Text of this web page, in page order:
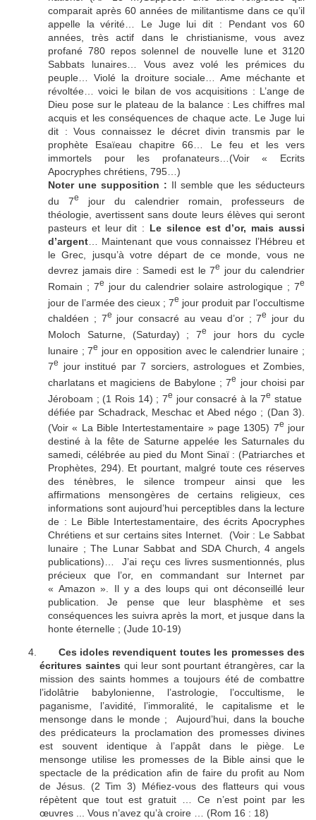
comparait après 60 années de militantisme dans ce qu’il
appelle la vérité… Le Juge lui dit : Pendant vos 60
années, très actif dans le christianisme, vous avez
profané 780 repos solennel de nouvelle lune et 3120
Sabbats lunaires… Vous avez volé les prémices du
peuple… Violé la droiture sociale… Ame méchante et
révoltée… voici le bilan de vos acquisitions : L’ange de
Dieu pose sur le plateau de la balance : Les chiffres mal
acquis et les conséquences de chaque acte. Le Juge lui
dit : Vous connaissez le décret divin transmis par le
prophète Esaïeau chapitre 66… Le feu et les vers
immortels pour les profanateurs…(Voir « Ecrits
Apocryphes chrétiens, 795…)
Noter une supposition : Il semble que les séducteurs
du 7e
jour du calendrier romain, professeurs de
théologie, avertissent sans doute leurs élèves qui seront
pasteurs et leur dit : Le silence est d’or, mais aussi
d’argent … Maintenant que vous connaissez l’Hébreu et
le Grec, jusqu’à votre départ de ce monde, vous ne
devrez jamais dire : Samedi est le 7e
jour du calendrier
Romain ; 7e jour du calendrier solaire astrologique ; 7e
jour de l’armée des cieux ; 7e jour produit par l’occultisme
chaldéen ; 7e jour consacré au veau d’or ; 7e
jour du
Moloch Saturne, (Saturday) ; 7e
jour hors du cycle
lunaire ; 7e jour en opposition avec le calendrier lunaire ;
7e
jour institué par 7 sorciers, astrologues et Zombies,
charlatans et magiciens de Babylone ; 7e
jour choisi par
Jéroboam ; (1 Rois 14) ; 7e jour consacré à la 7e statue
défiée par Schadrack, Meschac et Abed négo ; (Dan 3).
(Voir « La Bible Intertestamentaire » page 1305) 7e jour
destiné à la fête de Saturne appelée les Saturnales du
samedi, célébrée au pied du Mont Sinaï : (Patriarches et
Prophètes, 294). Et pourtant, malgré toute ces réserves
des ténèbres, le silence trompeur ainsi que les
affirmations mensongères de certains religieux, ces
informations sont aujourd’hui perceptibles dans la lecture
de : Le Bible Intertestamentaire, des écrits Apocryphes
Chrétiens et sur certains sites Internet. (Voir : Le Sabbat
lunaire ; The Lunar Sabbat and SDA Church, 4 angels
publications)… J’ai reçu ces livres susmentionnés, plus
précieux que l’or, en commandant sur Internet par
« Amazon ». Il y a des loups qui ont déconseillé leur
publication. Je pense que leur blasphème et ses
conséquences les suivra après la mort, et jusque dans la
honte éternelle ; (Jude 10-19)
Ces idoles revendiquent toutes les promesses des
écritures saintes qui leur sont pourtant étrangères, car la
mission des saints hommes a toujours été de combattre
l’idolâtrie babylonienne, l’astrologie, l’occultisme, le
paganisme, l’avidité, l’immoralité, le capitalisme et le
mensonge dans le monde ; Aujourd’hui, dans la bouche
des prédicateurs la proclamation des promesses divines
est souvent identique à l’appât dans le piège. Le
mensonge utilise les promesses de la Bible ainsi que le
spectacle de la prédication afin de faire du profit au Nom
de Jésus. (2 Tim 3) Méfiez-vous des flatteurs qui vous
répètent que tout est gratuit … Ce n’est point par les
œuvres ... Vous n’avez qu’à croire … (Rom 16 : 18)